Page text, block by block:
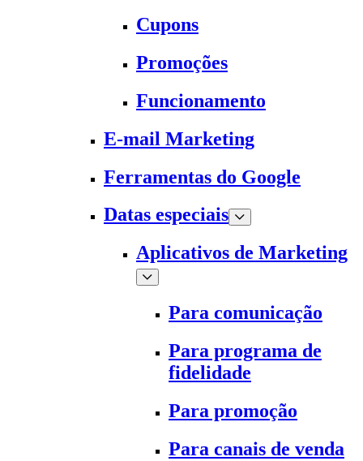
Cupons
Promoções
Funcionamento
E-mail Marketing
Ferramentas do Google
Datas especiais
Aplicativos de Marketing
Para comunicação
Para programa de
fidelidade
Para promoção
Para canais de venda